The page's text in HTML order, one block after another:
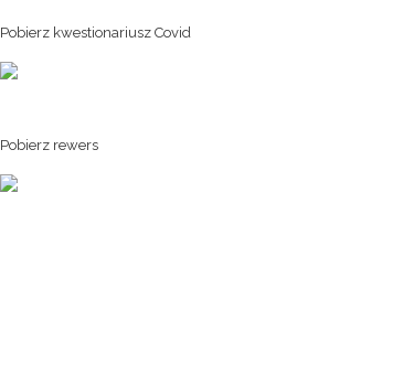
Pobierz kwestionariusz Covid
Pobierz rewers